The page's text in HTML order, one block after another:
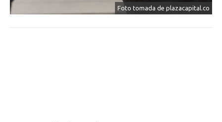
Foto tomada de plazacapital.co